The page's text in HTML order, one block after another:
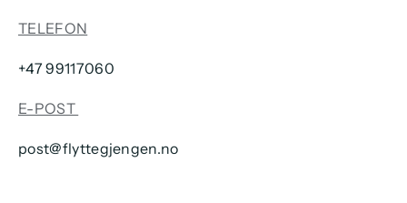
TELEFON
+47 99117060
E-POST
post@flyttegjengen.no